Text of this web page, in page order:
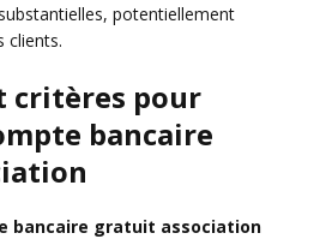
potentiellement
clients.
critères pour
bancaire
bancaire gratuit association